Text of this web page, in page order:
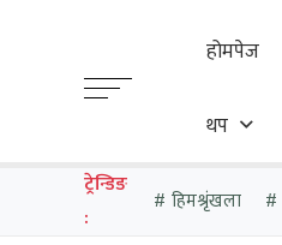
होमपेज
थप
ट्रेन्डिङ
:
हिमश्रृंखला